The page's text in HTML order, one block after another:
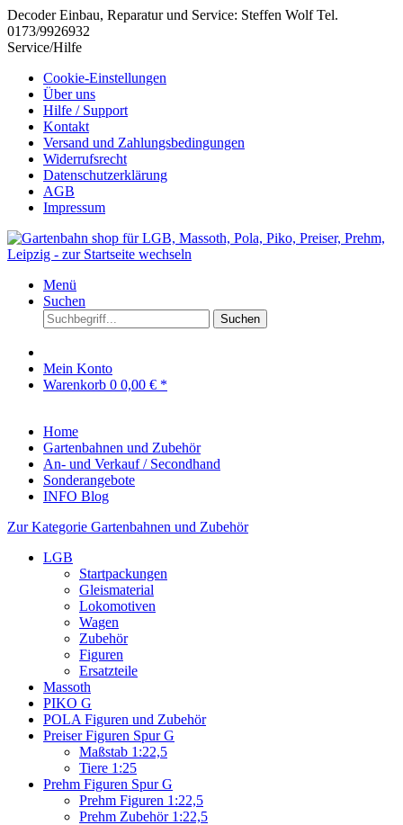
Decoder Einbau, Reparatur und Service: Steffen Wolf Tel.
0173/9926932
Service/Hilfe
Cookie-Einstellungen
Über uns
Hilfe / Support
Kontakt
Versand und Zahlungsbedingungen
Widerrufsrecht
Datenschutzerklärung
AGB
Impressum
Menü
Suchen
Suchen
Mein Konto
Warenkorb 0 0,00 € *
Home
Gartenbahnen und Zubehör
An- und Verkauf / Secondhand
Sonderangebote
INFO Blog
Zur Kategorie Gartenbahnen und Zubehör
LGB
Startpackungen
Gleismaterial
Lokomotiven
Wagen
Zubehör
Figuren
Ersatzteile
Massoth
PIKO G
POLA Figuren und Zubehör
Preiser Figuren Spur G
Maßstab 1:22,5
Tiere 1:25
Prehm Figuren Spur G
Prehm Figuren 1:22,5
Prehm Zubehör 1:22,5